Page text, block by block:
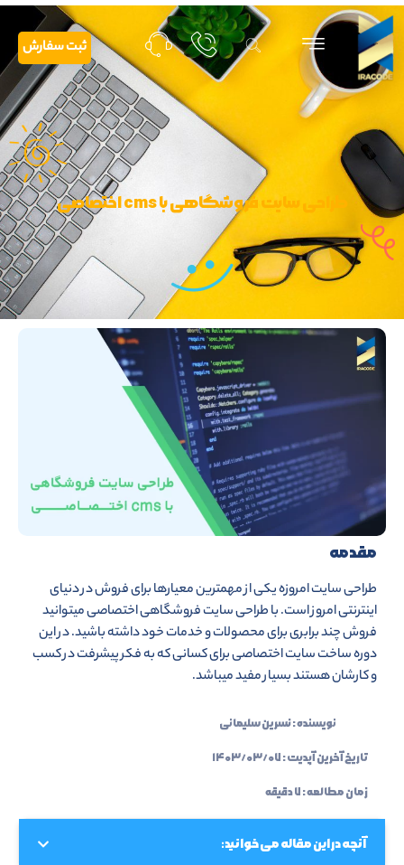
ثبت سفارش
طراحی سایت فروشگاهی با cms اختصاصی
مقدمه
طراحی سایت امروزه یکی از مهمترین معیارها برای فروش در دنیای
اینترنتی امروز است. با طراحی سایت فروشگاهی اختصاصی میتوانید
فروش چند برابری برای محصولات و خدمات خود داشته باشید. در این
دوره ساخت سایت اختصاصی برای کسانی که به فکر پیشرفت در کسب
و کارشان هستند بسیار مفید میباشد.
نویسنده :نسرین سلیمانی
تاریخ آخرین آپدیت :۱۴۰۳/۰۳/۰۷
زمان مطالعه : ۷ دقیقه
آنچه در این مقاله می خوانید: